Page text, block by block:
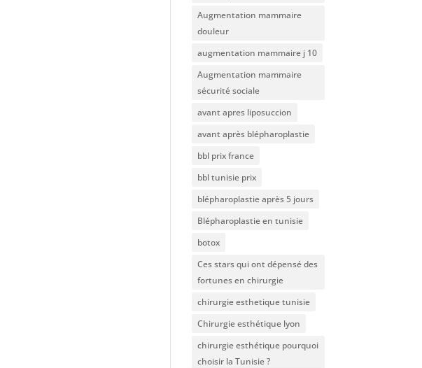
Augmentation mammaire
douleur
augmentation mammaire j 10
Augmentation mammaire
sécurité sociale
avant apres liposuccion
avant après blépharoplastie
bbl prix france
bbl tunisie prix
blépharoplastie après 5 jours
Blépharoplastie en tunisie
botox
Ces stars qui ont dépensé des
fortunes en chirurgie
chirurgie esthetique tunisie
Chirurgie esthétique lyon
chirurgie esthétique pourquoi
choisir la Tunisie ?